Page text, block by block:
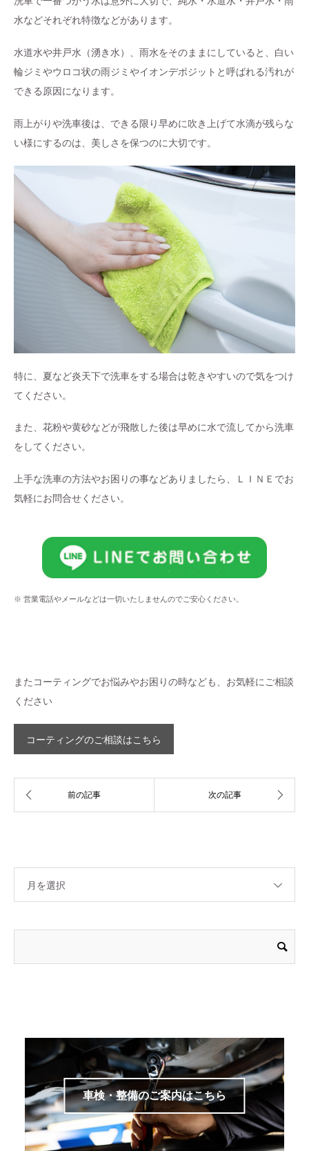
水などそれぞれ特徴などがあります。
水道水や井戸水（湧き水）、雨水をそのままにしていると、白い
輪ジミやウロコ状の雨ジミやイオンデポジットと呼ばれる汚れが
できる原因になります。
雨上がりや洗車後は、できる限り早めに吹き上げて水滴が残らな
い様にするのは、美しさを保つのに大切です。
特に、夏など炎天下で洗車をする場合は乾きやすいので気をつけ
てください。
また、花粉や黄砂などが飛散した後は早めに水で流してから洗車
をしてください。
上手な洗車の方法やお困りの事などありましたら、ＬＩＮＥでお
気軽にお問合せください。
※ 営業電話やメールなどは一切いたしませんのでご安心ください。
またコーティングでお悩みやお困りの時なども、お気軽にご相談
ください
コーティングのご相談はこちら
月を選択
車検・整備のご案内はこちら